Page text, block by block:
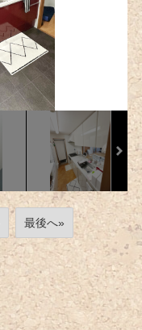
最後へ»